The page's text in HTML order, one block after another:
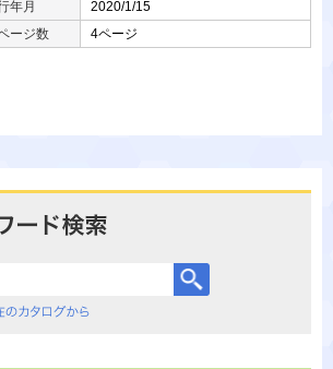
年月
2020/1/15
ージ数
4ページ